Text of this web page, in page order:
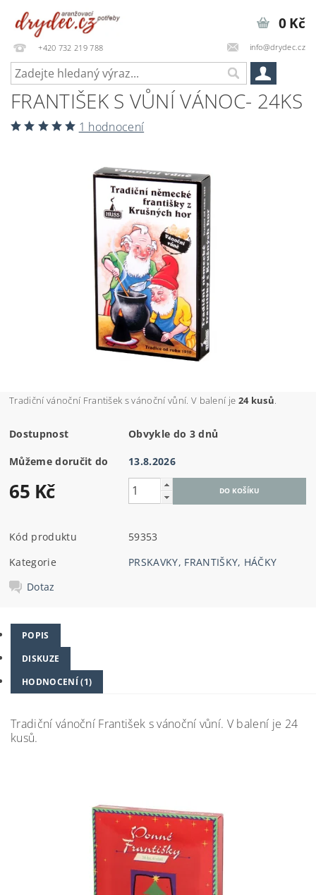
+420 732 219 788 info@drydec.cz
0 Kč
FRANTIŠEK S VŮNÍ VÁNOC- 24KS
1 hodnocení
Tradiční vánoční František s vánoční vůní. V balení je 24 kusů
Dostupnost Obvykle do 3 dnů
Můžeme doručit do 13.8.2026
65 Kč
Kód produktu
59353
Kategorie
PRSKAVKY, FRANTIŠKY, HÁČKY
Dotaz
POPIS
DISKUZE
HODNOCENÍ (1)
Tradiční vánoční František s vánoční vůní. V balení je 24
kusů.